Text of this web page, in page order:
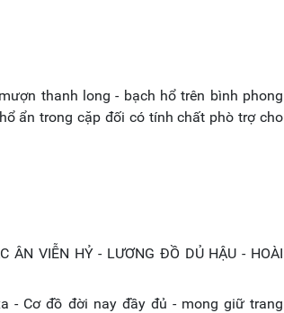
thanh long - bạch hổ trên bình phong
ẩn trong cặp đối có tính chất phò trợ cho
ÂN VIỄN HỶ - LƯƠNG ĐỒ DỦ HẬU - HOÀI
- Cơ đồ đời nay đầy đủ - mong giữ trang